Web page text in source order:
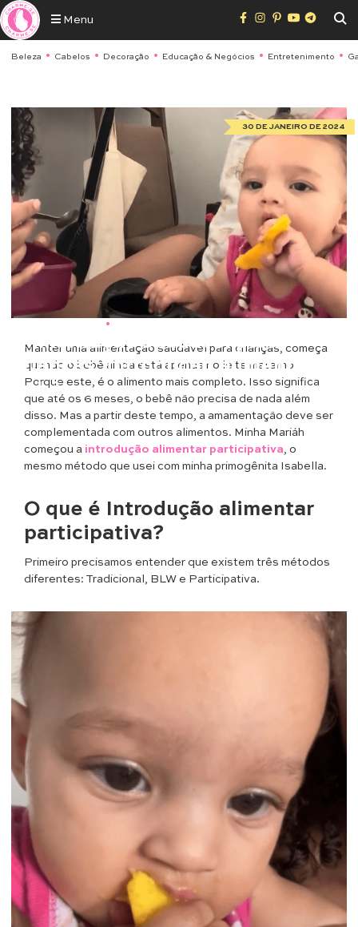
Menu
Beleza Cabelos Decoração Educação & Negócios Entretenimento
•
Alimentação saudável para
crianças: introdução alimentar do
bebê
30 DE JANEIRO DE 2024
Manter uma alimentação saudável para crianças, começa
quando o bebê ainda está apenas no leite materno.
Porque este, é o alimento mais completo. Isso significa
que até os 6 meses, o bebê não precisa de nada além
disso. Mas a partir deste tempo, a amamentação deve ser
complementada com outros alimentos. Minha Mariáh
começou a introdução alimentar participativa, o
mesmo método que usei com minha primogênita Isabella.
O que é Introdução alimentar
participativa?
Primeiro precisamos entender que existem três métodos
diferentes: Tradicional, BLW e Participativa.